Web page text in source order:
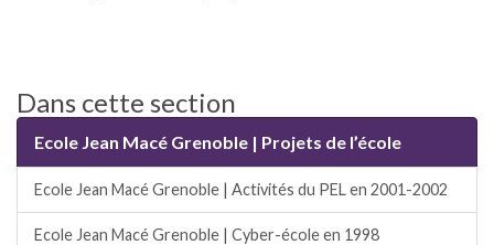
Dans cette section
Ecole Jean Macé Grenoble | Projets de l’école
Ecole Jean Macé Grenoble | Activités du PEL en 2001-2002
Ecole Jean Macé Grenoble | Cyber-école en 1998